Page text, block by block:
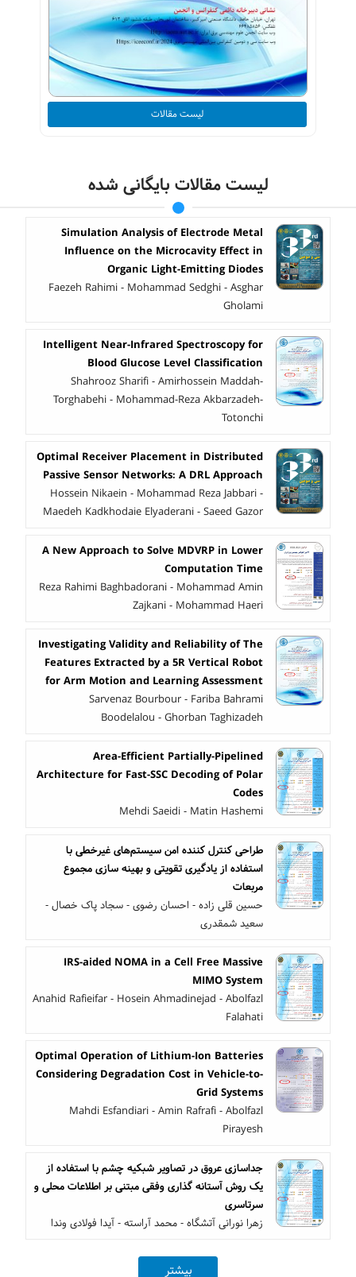
لیست مقالات
لیست مقالات بایگانی شده
Simulation Analysis of Electrode Metal
Influence on the Microcavity Effect in
Organic Light-Emitting Diodes
Faezeh Rahimi - Mohammad Sedghi - Asghar
Gholami
Intelligent Near-Infrared Spectroscopy for
Blood Glucose Level Classification
Shahrooz Sharifi - Amirhossein Maddah-
Torghabehi - Mohammad-Reza Akbarzadeh-
Totonchi
Optimal Receiver Placement in Distributed
Passive Sensor Networks: A DRL Approach
Hossein Nikaein - Mohammad Reza Jabbari -
Maedeh Kadkhodaie Elyaderani - Saeed Gazor
A New Approach to Solve MDVRP in Lower
Computation Time
Reza Rahimi Baghbadorani - Mohammad Amin
Zajkani - Mohammad Haeri
Investigating Validity and Reliability of The
Features Extracted by a 5R Vertical Robot
for Arm Motion and Learning Assessment
Sarvenaz Bourbour - Fariba Bahrami
Boodelalou - Ghorban Taghizadeh
Area-Efficient Partially-Pipelined
Architecture for Fast-SSC Decoding of Polar
Codes
Mehdi Saeidi - Matin Hashemi
طراحی کنترل کننده امن سیستم‌های غیرخطی با
استفاده از یادگیری تقویتی و بهینه سازی مجموع
مربعات
حسین قلی زاده - احسان رضوی - سجاد پاک خصال -
سعید شمقدری
IRS-aided NOMA in a Cell Free Massive
MIMO System
Anahid Rafieifar - Hosein Ahmadinejad - Abolfazl
Falahati
Optimal Operation of Lithium-Ion Batteries
Considering Degradation Cost in Vehicle-to-
Grid Systems
Mahdi Esfandiari - Amin Rafrafi - Abolfazl
Pirayesh
جداسازی عروق در تصاویر شبکیه چشم با استفاده از
یک روش آستانه گذاری وفقی مبتنی بر اطلاعات محلی و
سرتاسری
زهرا نورانی آتشگاه - محمد آراسته - آیدا فولادی وندا
بیشتر